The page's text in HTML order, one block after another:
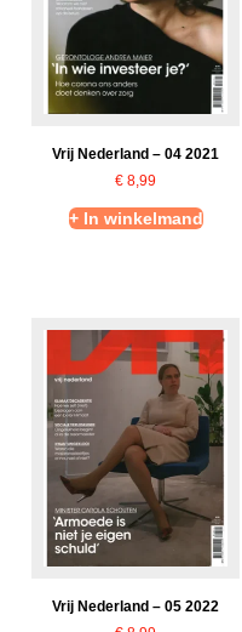
Vrij Nederland – 04 2021
€ 8,99
+ In winkelmand
Vrij Nederland – 05 2022